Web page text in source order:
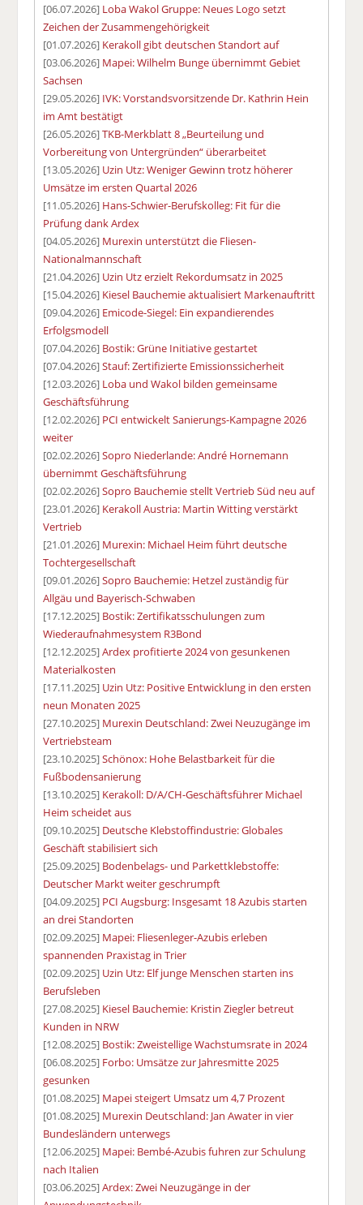
[06.07.2026] Loba Wakol Gruppe: Neues Logo setzt
Zeichen der Zusammengehörigkeit
[01.07.2026] Kerakoll gibt deutschen Standort auf
[03.06.2026] Mapei: Wilhelm Bunge übernimmt Gebiet
Sachsen
[29.05.2026] IVK: Vorstandsvorsitzende Dr. Kathrin Hein
im Amt bestätigt
[26.05.2026]TKB-Merkblatt 8 „Beurteilung und
Vorbereitung von Untergründen“ überarbeitet
[13.05.2026] Uzin Utz: Weniger Gewinn trotz höherer
Umsätze im ersten Quartal 2026
[11.05.2026] Hans-Schwier-Berufskolleg: Fit für die
Prüfung dank Ardex
[04.05.2026] Murexin unterstützt die Fliesen-
Nationalmannschaft
[21.04.2026] Uzin Utz erzielt Rekordumsatz in 2025
[15.04.2026] Kiesel Bauchemie aktualisiert Markenauftritt
[09.04.2026] Emicode-Siegel: Ein expandierendes
Erfolgsmodell
[07.04.2026] Bostik: Grüne Initiative gestartet
[07.04.2026]Stauf: Zertifizierte Emissionssicherheit
[12.03.2026] Loba und Wakol bilden gemeinsame
Geschäftsführung
[12.02.2026] PCI entwickelt Sanierungs-Kampagne 2026
weiter
[02.02.2026]Sopro Niederlande: André Hornemann
übernimmt Geschäftsführung
[02.02.2026]Sopro Bauchemie stellt Vertrieb Süd neu auf
[23.01.2026] Kerakoll Austria: Martin Witting verstärkt
Vertrieb
[21.01.2026] Murexin: Michael Heim führt deutsche
Tochtergesellschaft
[09.01.2026]Sopro Bauchemie: Hetzel zuständig für
Allgäu und Bayerisch-Schwaben
[17.12.2025] Bostik: Zertifikatsschulungen zum
Wiederaufnahmesystem R3Bond
[12.12.2025]Ardex profitierte 2024 von gesunkenen
Materialkosten
[17.11.2025] Uzin Utz: Positive Entwicklung in den ersten
neun Monaten 2025
[27.10.2025] Murexin Deutschland: Zwei Neuzugänge im
Vertriebsteam
[23.10.2025]Schönox: Hohe Belastbarkeit für die
Fußbodensanierung
[13.10.2025] Kerakoll: D/A/CH-Geschäftsführer Michael
Heim scheidet aus
[09.10.2025] Deutsche Klebstoffindustrie: Globales
Geschäft stabilisiert sich
[25.09.2025] Bodenbelags- und Parkettklebstoffe:
Deutscher Markt weiter geschrumpft
[04.09.2025] PCI Augsburg: Insgesamt 18 Azubis starten
an drei Standorten
[02.09.2025] Mapei: Fliesenleger-Azubis erleben
spannenden Praxistag in Trier
[02.09.2025] Uzin Utz: Elf junge Menschen starten ins
Berufsleben
[27.08.2025] Kiesel Bauchemie: Kristin Ziegler betreut
Kunden in NRW
[12.08.2025] Bostik: Zweistellige Wachstumsrate in 2024
[06.08.2025] Forbo: Umsätze zur Jahresmitte 2025
gesunken
[01.08.2025] Mapei steigert Umsatz um 4,7 Prozent
[01.08.2025] Murexin Deutschland: Jan Awater in vier
Bundesländern unterwegs
[12.06.2025] Mapei: Bembé-Azubis fuhren zur Schulung
nach Italien
[03.06.2025]Ardex: Zwei Neuzugänge in der